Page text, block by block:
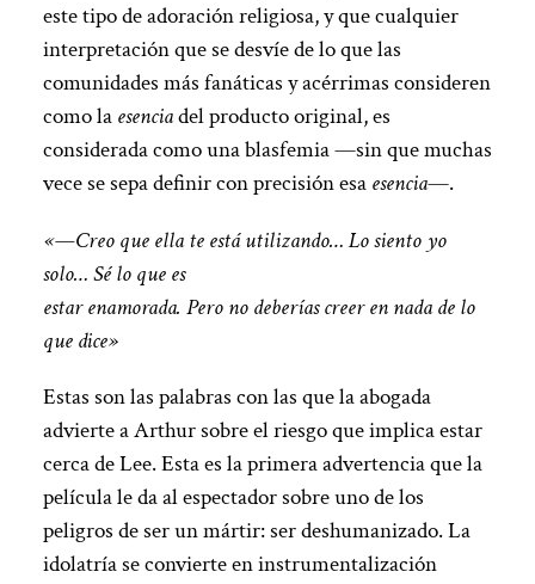
este tipo de adoración religiosa, y que cualquier
interpretación que se desvíe de lo que las
comunidades más fanáticas y acérrimas consideren
como la esenciadel producto original, es
considerada como una blasfemia —sin que muchas
vece se sepa definir con precisión esa esencia—.
«—Creo que ella te está utilizando… Lo siento yo
solo… Sé lo que es
estar enamorada. Pero no deberías creer en nada de lo
que dice»
Estas son las palabras con las que la abogada
advierte a Arthur sobre el riesgo que implica estar
cerca de Lee. Esta es la primera advertencia que la
película le da al espectador sobre uno de los
peligros de ser un mártir: ser deshumanizado. La
idolatría se convierte en instrumentalización